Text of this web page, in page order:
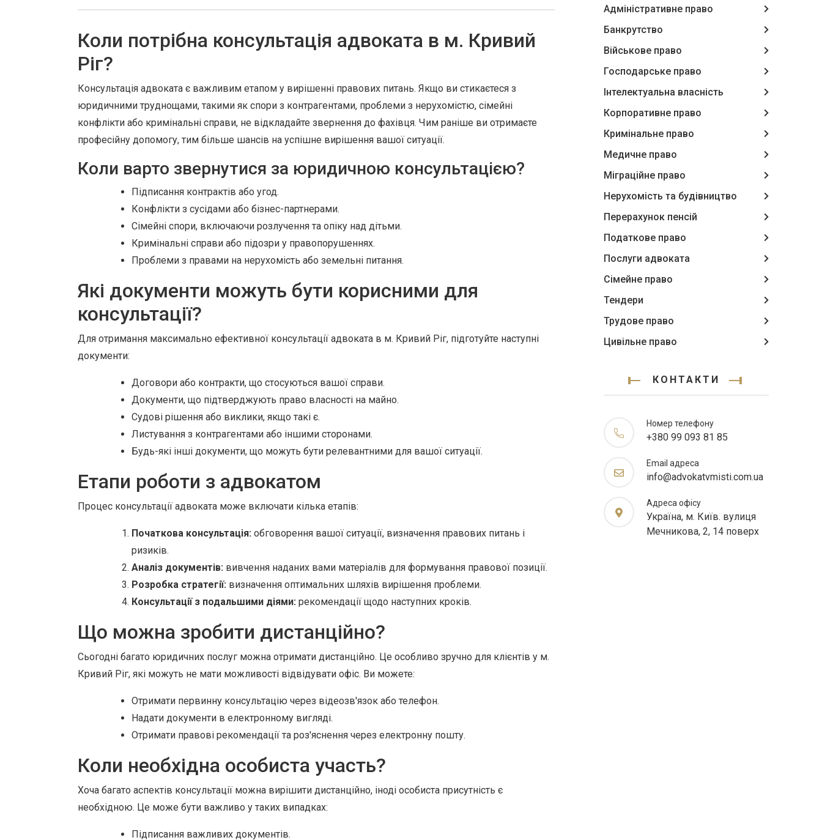
Коли потрібна консультація адвоката в м. Кривий
Ріг?
Консультація адвоката є важливим етапом у вирішенні правових питань. Якщо ви стикаєтеся з
юридичними труднощами, такими як спори з контрагентами, проблеми з нерухомістю, сімейні
конфлікти або кримінальні справи, не відкладайте звернення до фахівця. Чим раніше ви отримаєте
професійну допомогу, тим більше шансів на успішне вирішення вашої ситуації.
Коли варто звернутися за юридичною консультацією?
Підписання контрактів або угод.
Конфлікти з сусідами або бізнес-партнерами.
Сімейні спори, включаючи розлучення та опіку над дітьми.
Кримінальні справи або підозри у правопорушеннях.
Проблеми з правами на нерухомість або земельні питання.
Які документи можуть бути корисними для
консультації?
Для отримання максимально ефективної консультації адвоката в м. Кривий Ріг, підготуйте наступні
документи:
Договори або контракти, що стосуються вашої справи.
Документи, що підтверджують право власності на майно.
Судові рішення або виклики, якщо такі є.
Листування з контрагентами або іншими сторонами.
Будь-які інші документи, що можуть бути релевантними для вашої ситуації.
Етапи роботи з адвокатом
Процес консультації адвоката може включати кілька етапів:
Початкова консультація: обговорення вашої ситуації, визначення правових питань і
ризиків.
Аналіз документів: вивчення наданих вами матеріалів для формування правової позиції.
Розробка стратегії: визначення оптимальних шляхів вирішення проблеми.
Консультації з подальшими діями: рекомендації щодо наступних кроків.
Що можна зробити дистанційно?
Сьогодні багато юридичних послуг можна отримати дистанційно. Це особливо зручно для клієнтів у м.
Кривий Ріг, які можуть не мати можливості відвідувати офіс. Ви можете:
Отримати первинну консультацію через відеозв'язок або телефон.
Надати документи в електронному вигляді.
Отримати правові рекомендації та роз'яснення через електронну пошту.
Коли необхідна особиста участь?
Хоча багато аспектів консультації можна вирішити дистанційно, іноді особиста присутність є
необхідною. Це може бути важливо у таких випадках:
Підписання важливих документів.
Адміністративне право
Банкрутство
Військове право
Господарське право
Інтелектуальна власність
Корпоративне право
Кримінальне право
Медичне право
Міграційне право
Нерухомість та будівництво
Перерахунок пенсій
Податкове право
Послуги адвоката
Сімейне право
Тендери
Трудове право
Цивільне право
КОНТАКТИ
Номер телефону
+380 99 093 81 85
Email адреса
info@advokatvmisti.com.ua
Адреса офісу
Україна, м. Київ. вулиця
Мечникова, 2, 14 поверх